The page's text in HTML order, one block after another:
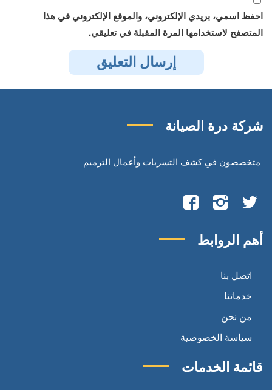
احفظ اسمي، بريدي الإلكتروني، والموقع الإلكتروني في هذا
المتصفح لاستخدامها المرة المقبلة في تعليقي.
شركة درة الصيانة
متخصصون في كشف التسربات وأعمال الترميم
تابعنا
على
تابعنا
على
تابعنا
على أهم الروابط
اتصل بنا
خدماتنا
من نحن
سياسة الخصوصية
قائمة الخدمات